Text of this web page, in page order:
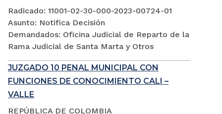
Radicado: 11001-02-30-000-2023-00724-01
Asunto: Notifica Decisión
Demandados: Oficina Judicial de Reparto de la
Rama Judicial de Santa Marta y Otros
JUZGADO 10 PENAL MUNICIPAL CON
FUNCIONES DE CONOCIMIENTO CALI –
VALLE
REPÚBLICA DE COLOMBIA